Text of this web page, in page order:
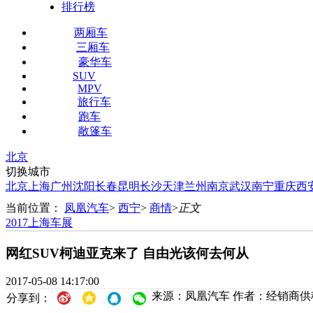
排行榜
两厢车
三厢车
豪华车
SUV
MPV
旅行车
跑车
敞篷车
北京
切换城市
北京 上海广州沈阳长春昆明长沙天津兰州南京武汉南宁重庆西
当前位置：
凤凰汽车> 西宁> 商情>正文
2017上海车展
网红SUV柯迪亚克来了 自由光该何去何从
2017-05-08 14:17:00
分享到：
来源：凤凰汽车 作者：经销商供